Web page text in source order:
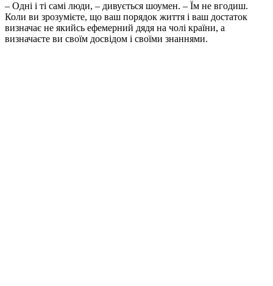
– Одні і ті самі люди, – дивується шоумен. – Їм не вгодиш.
Коли ви зрозумієте, що ваш порядок життя і ваш достаток
визначає не якийсь ефемерний дядя на чолі країни, а
визначаєте ви своїм досвідом і своїми знаннями.